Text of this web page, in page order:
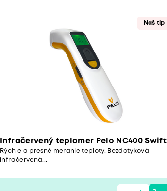
Náš tip
Infračervený teplomer Pelo NC400 Swift
Rýchle a presné meranie teploty. Bezdotyková
infračervená...